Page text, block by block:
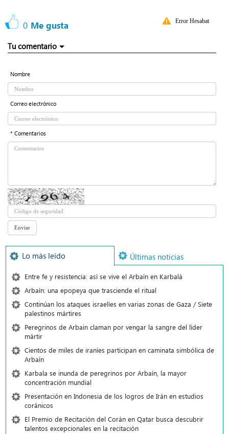
0 Me gusta Error Hesabat
Tu comentario
Nombre
Correo electrónico
* Comentarios
Lo más leído Últimas noticias
Entre fe y resistencia: así se vive el Arbaín en Karbalá
Arbaín: una epopeya que trasciende el ritual
Continúan los ataques israelíes en varias zonas de Gaza / Siete
palestinos mártires
Peregrinos de Arbain claman por vengar la sangre del líder
mártir
Cientos de miles de iraníes participan en caminata simbólica de
Arbaín
Karbala se inunda de peregrinos por Arbaín, la mayor
concentración mundial
Presentación en Indonesia de los logros de Irán en estudios
coránicos
El Premio de Recitación del Corán en Qatar busca descubrir
talentos excepcionales en la recitación